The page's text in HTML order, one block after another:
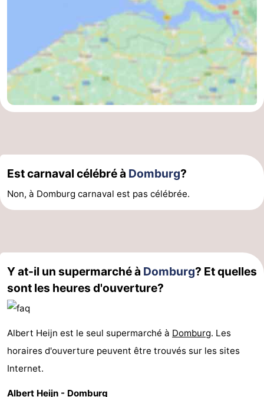
Est carnaval célébré à Domburg?
Non, à Domburg carnaval est pas célébrée.
Y at-il un supermarché à Domburg? Et quelles
sont les heures d'ouverture?
Albert Heijn est le seul supermarché à Domburg. Les
horaires d'ouverture peuvent être trouvés sur les sites
Internet.
Albert Heijn - Domburg